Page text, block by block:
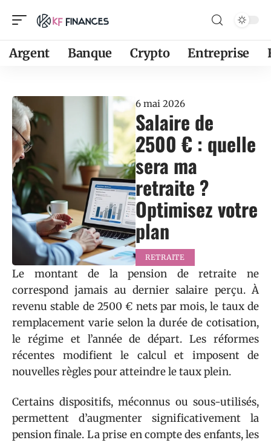
Argent Banque Crypto Entreprise
6 mai 2026
Salaire de
2500 € : quelle
sera ma
retraite ?
Optimisez votre
plan
RETRAITE
Le montant de la pension de retraite ne
correspond jamais au dernier salaire perçu. À
revenu stable de 2500 € nets par mois, le taux de
remplacement varie selon la durée de cotisation,
le régime et l’année de départ. Les réformes
récentes modifient le calcul et imposent de
nouvelles règles pour atteindre le taux plein.
Certains dispositifs, méconnus ou sous-utilisés,
permettent d’augmenter significativement la
pension finale. La prise en compte des enfants, les